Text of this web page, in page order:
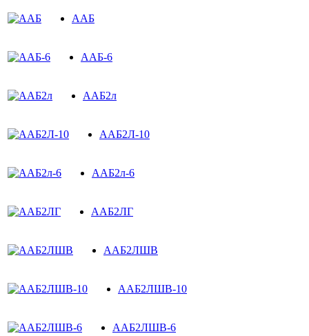
ААБ
ААБ-6
ААБ2л
ААБ2Л-10
ААБ2л-6
ААБ2ЛГ
ААБ2ЛШВ
ААБ2ЛШВ-10
ААБ2ЛШВ-6